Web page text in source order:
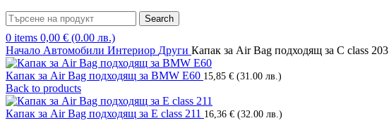
Search
0 items 0,00 € (0.00 лв.)
Начало Автомобили Интериор Други Капак за Air Bag подходящ за C class 203
Капак за Air Bag подходящ за BMW E60 15,85 € (31.00 лв.)
Back to products
Капак за Air Bag подходящ за E class 211 16,36 € (32.00 лв.)